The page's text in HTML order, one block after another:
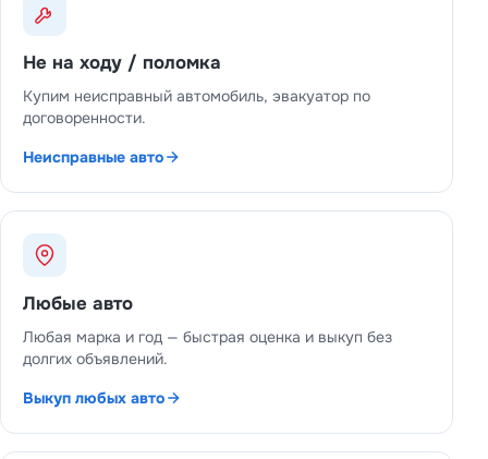
Не на ходу / поломка
Купим неисправный автомобиль, эвакуатор по
договоренности.
Неисправные авто
Любые авто
Любая марка и год — быстрая оценка и выкуп без
долгих объявлений.
Выкуп любых авто